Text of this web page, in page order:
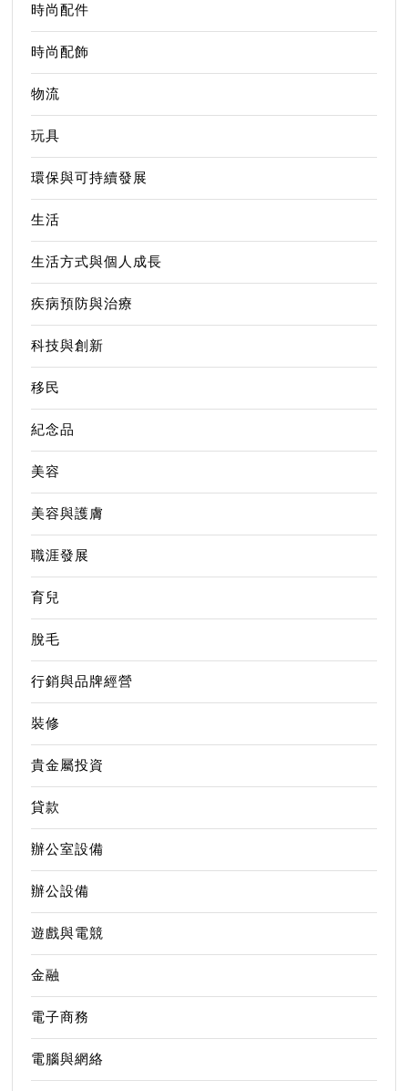
時尚配件
時尚配飾
物流
玩具
環保與可持續發展
生活
生活方式與個人成長
疾病預防與治療
科技與創新
移民
紀念品
美容
美容與護膚
職涯發展
育兒
脫毛
行銷與品牌經營
裝修
貴金屬投資
貸款
辦公室設備
辦公設備
遊戲與電競
金融
電子商務
電腦與網絡